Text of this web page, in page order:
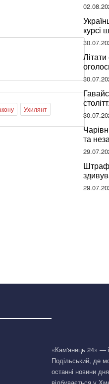
Ухилянт
курсі
борги
вибору
та
«Кам'янець 24» —
Подільський, де
останні новини